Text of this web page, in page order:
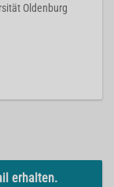
Oldenburg
erhalten.